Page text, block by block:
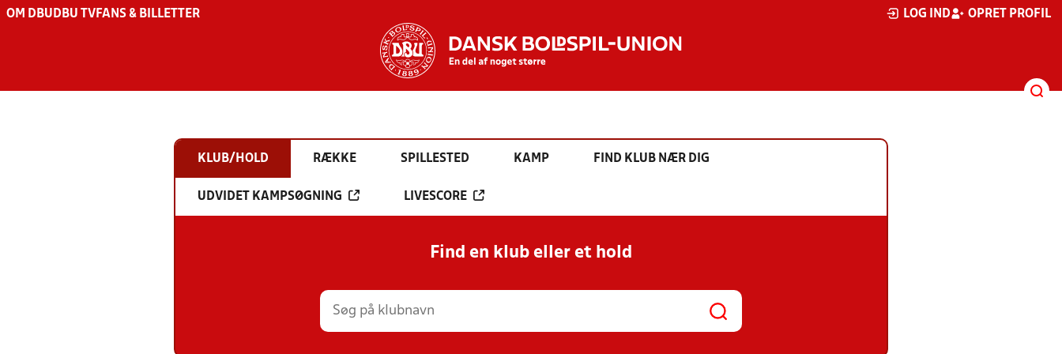
OM DBU DBU TV FANS & BILLETTER LOG IND OPRET PROFIL
KLUB/HOLD RÆKKE SPILLESTED KAMP FIND KLUB NÆR DIG
UDVIDET KAMPSØGNING LIVESCORE
Find en klub eller et hold